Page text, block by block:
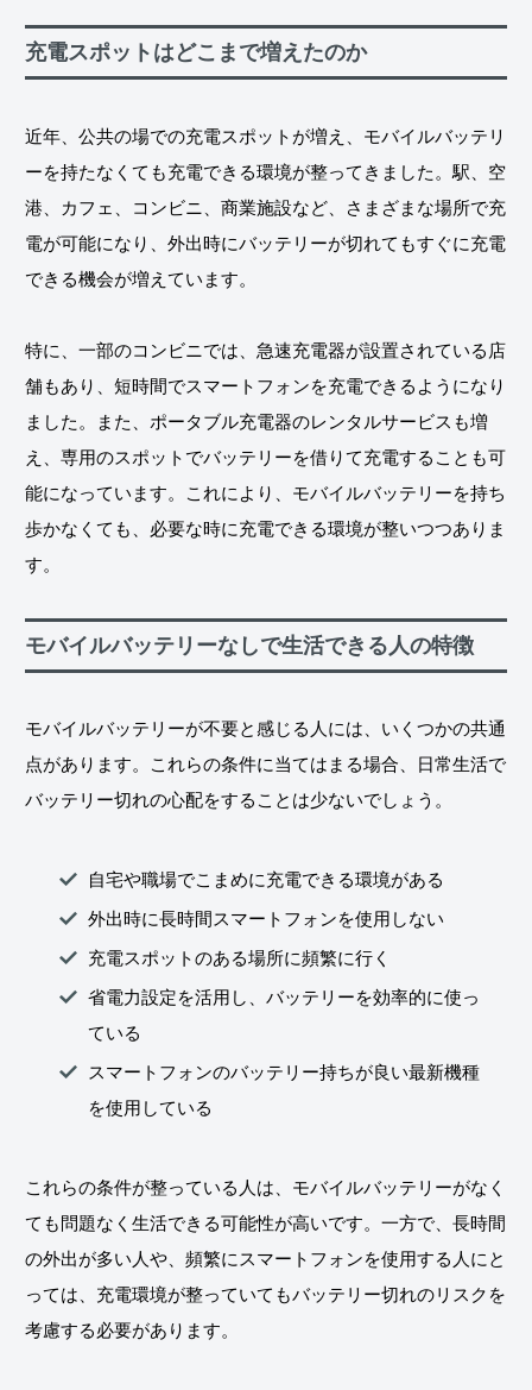
充電スポットはどこまで増えたのか
近年、公共の場での充電スポットが増え、モバイルバッテリ
ーを持たなくても充電できる環境が整ってきました。駅、空
港、カフェ、コンビニ、商業施設など、さまざまな場所で充
電が可能になり、外出時にバッテリーが切れてもすぐに充電
できる機会が増えています。
特に、一部のコンビニでは、急速充電器が設置されている店
舗もあり、短時間でスマートフォンを充電できるようになり
ました。また、ポータブル充電器のレンタルサービスも増
え、専用のスポットでバッテリーを借りて充電することも可
能になっています。これにより、モバイルバッテリーを持ち
歩かなくても、必要な時に充電できる環境が整いつつありま
す。
モバイルバッテリーなしで生活できる人の特徴
モバイルバッテリーが不要と感じる人には、いくつかの共通
点があります。これらの条件に当てはまる場合、日常生活で
バッテリー切れの心配をすることは少ないでしょう。
自宅や職場でこまめに充電できる環境がある
外出時に長時間スマートフォンを使用しない
充電スポットのある場所に頻繁に行く
省電力設定を活用し、バッテリーを効率的に使っ
ている
スマートフォンのバッテリー持ちが良い最新機種
を使用している
これらの条件が整っている人は、モバイルバッテリーがなく
ても問題なく生活できる可能性が高いです。一方で、長時間
の外出が多い人や、頻繁にスマートフォンを使用する人にと
っては、充電環境が整っていてもバッテリー切れのリスクを
考慮する必要があります。